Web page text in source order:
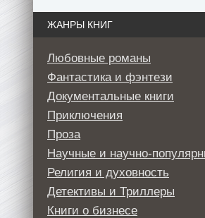
ЖАНРЫ КНИГ
Любовные романы
Фантастика и фэнтези
Документальные книги
Приключения
Проза
Научные и научно-
Религия и духовность
Детективы и Триллеры
Книги о бизнесе